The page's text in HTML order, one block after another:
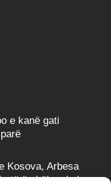
e kanë gati
Kosova, Arbesa
të ëmbël – zbulon